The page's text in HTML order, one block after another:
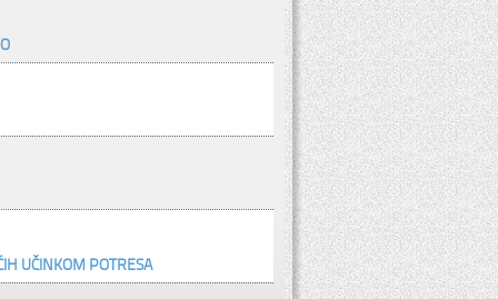
UČINKOM POTRESA